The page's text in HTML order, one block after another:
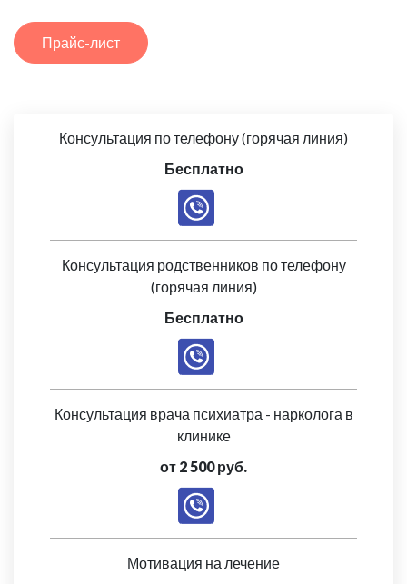
Прайс-лист
Консультация по телефону (горячая линия)
Бесплатно
Консультация родственников по телефону
(горячая линия)
Бесплатно
Консультация врача психиатра - нарколога в
клинике
от 2 500 руб.
Мотивация на лечение